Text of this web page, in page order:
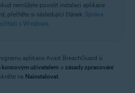
nemůžete povolit instalaci aplikace
přečtěte si následující článek: Správa
s Windows
aplikace Avast BreachGuard si
koncovým uživatelem a zásady zpracování
na Nainstalovat